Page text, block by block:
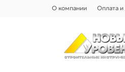
О компании Оплата и